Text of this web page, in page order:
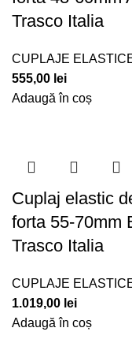
Trasco Italia
CUPLAJE
555,00 lei
Adaugă în coș
Cuplaj elastic
forta 55-70mm
Trasco Italia
CUPLAJE
1.019,00 lei
Adaugă în coș